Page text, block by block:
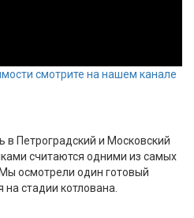
смотрите на нашем канале
Петроградский и Московский
считаются одними из самых
осмотрели один готовый
стадии котлована.